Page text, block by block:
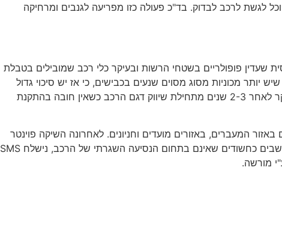
לגשת לרכב לבדוק. בד"כ פעולה כזו מפריעה לגנבים ומרחיקה
שעדין פופולריים בשטחי הרשות ובעיקר כלי רכב שמובילים בטבלת
יותר מכוניות מסוג מסוים שנעים בכבישים, כי אז יש סיכוי גדול
יותר למעורבות בתאונה ולביקוש לחלפים. הביקוש מתחיל בעיקר לאחר 2-3 שנים מתחילת שיווק דגם הרכב כשאין חובה בהתקנת
המעברים, באזורים מועדים וחניונים. לאחרונה השיקה פוינטר
שרות חדש שבמידה ורכב נע בשעות לא סבירות באזורים שנחשבים כחשודים שאינם בתחום הנסיעה השגרתי של הרכב, נישלח SMS
מורשה.